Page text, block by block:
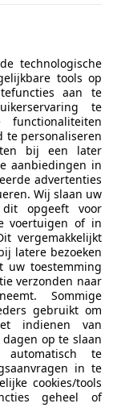
technologische
tools op
aan te
te
te personaliseren
bij een later
aanbiedingen in
advertenties
Wij slaan uw
opgeeft voor
voertuigen of in
vergemakkelijkt
latere bezoeken
uw toestemming
verzonden naar
Sommige
gebruikt om
indienen van
op te slaan
te
in te
cookies/tools
geheel of